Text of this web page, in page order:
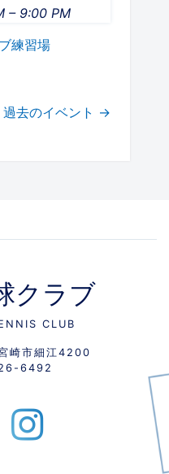
– 9:00 PM
練習場
過去のイベント →
クラブ
CLUB
崎市細江4200
6492